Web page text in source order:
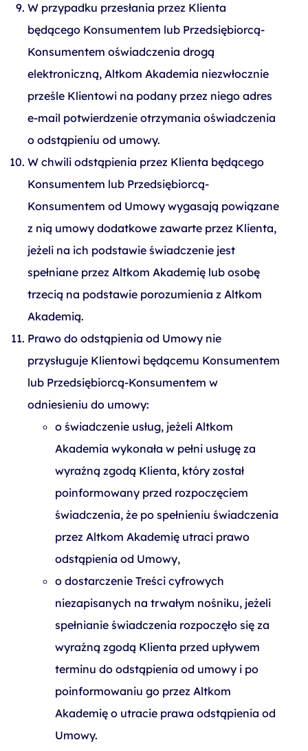
W przypadku przesłania przez Klienta
będącego Konsumentem lub Przedsiębiorcą-
Konsumentem oświadczenia drogą
elektroniczną, Altkom Akademia niezwłocznie
prześle Klientowi na podany przez niego adres
e-mail potwierdzenie otrzymania oświadczenia
o odstąpieniu od umowy.
W chwili odstąpienia przez Klienta będącego
Konsumentem lub Przedsiębiorcą-
Konsumentem od Umowy wygasają powiązane
z nią umowy dodatkowe zawarte przez Klienta,
jeżeli na ich podstawie świadczenie jest
spełniane przez Altkom Akademię lub osobę
trzecią na podstawie porozumienia z Altkom
Akademią.
Prawo do odstąpienia od Umowy nie
przysługuje Klientowi będącemu Konsumentem
lub Przedsiębiorcą-Konsumentem w
odniesieniu do umowy:
o świadczenie usług, jeżeli Altkom
Akademia wykonała w pełni usługę za
wyraźną zgodą Klienta, który został
poinformowany przed rozpoczęciem
świadczenia, że po spełnieniu świadczenia
przez Altkom Akademię utraci prawo
odstąpienia od Umowy,
o dostarczenie Treści cyfrowych
niezapisanych na trwałym nośniku, jeżeli
spełnianie świadczenia rozpoczęło się za
wyraźną zgodą Klienta przed upływem
terminu do odstąpienia od umowy i po
poinformowaniu go przez Altkom
Akademię o utracie prawa odstąpienia od
Umowy.